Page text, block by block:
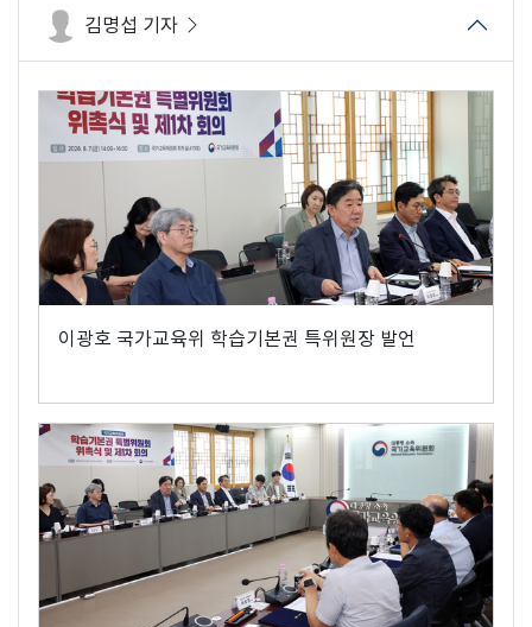
김명섭 기자
이광호 국가교육위 학습기본권 특위원장 발언